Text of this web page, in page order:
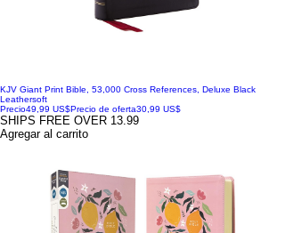
KJV Giant Print Bible, 53,000 Cross References, Deluxe Black
Leathersoft
Precio49,99 US$Precio de oferta30,99 US$
SHIPS FREE OVER 13.99
Agregar al carrito